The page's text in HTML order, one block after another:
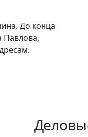
До конца
Павлова,